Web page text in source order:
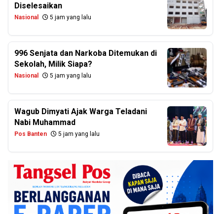
Diselesaikan
Nasional 5 jam yang lalu
996 Senjata dan Narkoba Ditemukan di
Sekolah, Milik Siapa?
Nasional 5 jam yang lalu
Wagub Dimyati Ajak Warga Teladani
Nabi Muhammad
Pos Banten 5 jam yang lalu